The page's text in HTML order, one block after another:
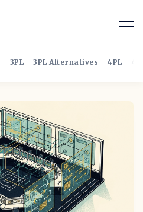
3PL 3PL Alternatives 4PL